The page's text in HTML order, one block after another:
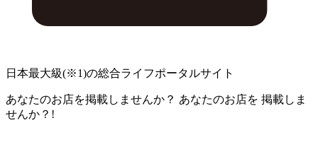
日本最大級(※1)の総合ライフポータルサイト
あなたのお店を掲載しませんか？ あなたのお店を 掲載しま
せんか？!